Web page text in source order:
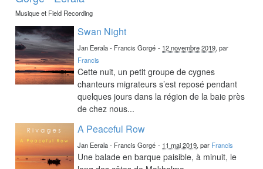
Musique et Field Recording
Swan Night
Jan Eerala - Francis Gorgé - 12 novembre 2019, par
Francis
Cette nuit, un petit groupe de cygnes
chanteurs migrateurs s’est reposé pendant
quelques jours dans la région de la baie près
de chez nous...
A Peaceful Row
Jan Eerala - Francis Gorgé - 11 mai 2019, par Francis
Une balade en barque paisible, à minuit, le